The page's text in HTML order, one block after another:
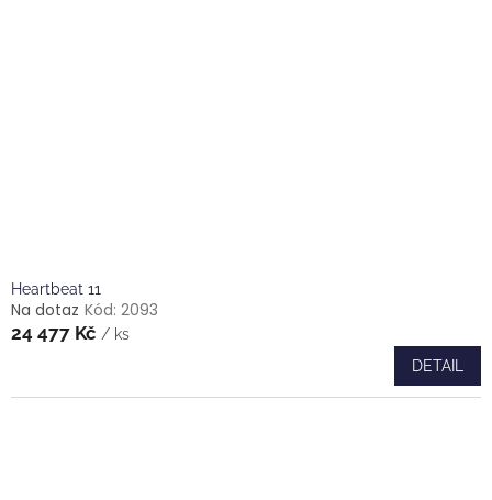
Heartbeat 11
Na dotaz Kód: 2093
24 477 Kč / ks
DETAIL